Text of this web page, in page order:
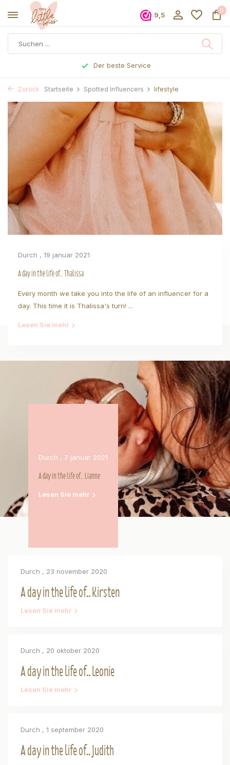
9,5
0
Der beste Service
Zurück Startseite Spotted Influencers lifestyle
Durch , 19 januar 2021
A day in the life of.. Thalissa
Every month we take you into the life of an influencer for a
day. This time it is Thalissa's turn! ...
Lesen Sie mehr
Durch , 7 januar 2021
A day in the life of.. Lianne
Lesen Sie mehr
Durch , 23 november 2020
A day in the life of.. Kirsten
Lesen Sie mehr
Durch , 20 oktober 2020
A day in the life of.. Leonie
Lesen Sie mehr
Durch , 1 september 2020
A day in the life of.. Judith